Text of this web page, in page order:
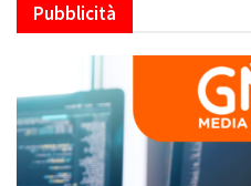
Pubblicità